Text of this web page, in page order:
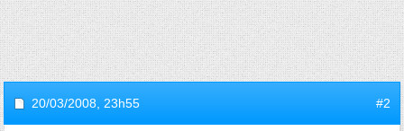
20/03/2008, 23h55 #2